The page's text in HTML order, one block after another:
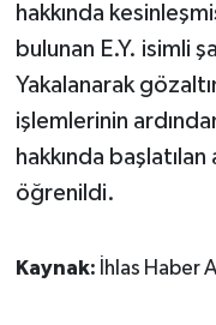
hakkında
bulunan E.Y. isimli
Yakalanarak
işlemlerinin
hakkında
öğrenildi.
Kaynak: İhlas Haber